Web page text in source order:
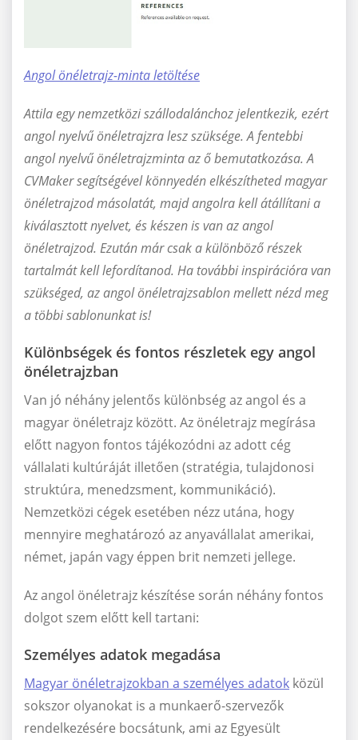
Angol önéletrajz-minta letöltése
Attila egy nemzetközi szállodalánchoz jelentkezik, ezért
angol nyelvű önéletrajzra lesz szüksége. A fentebbi
angol nyelvű önéletrajzminta az ő bemutatkozása.A
CVMaker segítségével könnyedén elkészítheted magyar
önéletrajzod másolatát, majd angolra kell átállítani a
kiválasztott nyelvet, és készen is van az angol
önéletrajzod. Ezután már csak a különböző részek
tartalmát kell lefordítanod. Ha további inspirációra van
szükséged, az angol önéletrajzsablon mellett nézd meg
a többi sablonunkat is!
Különbségek és fontos részletek egy angol
önéletrajzban
Van jó néhány jelentős különbség az angol és a
magyar önéletrajz között. Az önéletrajz megírása
előtt nagyon fontos tájékozódni az adott cég
vállalati kultúráját illetően (stratégia, tulajdonosi
struktúra, menedzsment, kommunikáció).
Nemzetközi cégek esetében nézz utána, hogy
mennyire meghatározó az anyavállalat amerikai,
német, japán vagy éppen brit nemzeti jellege.
Az angol önéletrajz készítése során néhány fontos
dolgot szem előtt kell tartani:
Személyes adatok megadása
Magyar önéletrajzokban a személyes adatok közül
sokszor olyanokat is a munkaerő-szervezők
rendelkezésére bocsátunk, ami az Egyesült